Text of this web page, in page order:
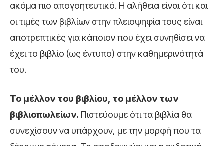
ακόμα πιο απογοητευτικό. Η αλήθεια είναι ότι και
οι τιμές των βιβλίων στην πλειοψηφία τους είναι
αποτρεπτικές για κάποιον που έχει συνηθίσει να
έχει το βιβλίο (ως έντυπο) στην καθημερινότητά
του.
Το μέλλον του βιβλίου, το μέλλον των
βιβλιοπωλείων. Πιστεύουμε ότι τα βιβλία θα
συνεχίσουν να υπάρχουν, με την μορφή που τα